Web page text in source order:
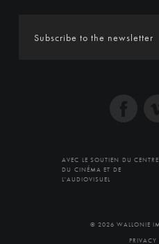
AVEC LE SOUTIEN DU CENTRE
DU CINÉMA ET DE
L'AUDIOVISUEL
© 2026 WALLONIE
PRIVACY